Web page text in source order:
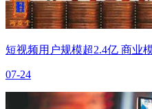
短视频用户规模超2.4亿 商业
07-24